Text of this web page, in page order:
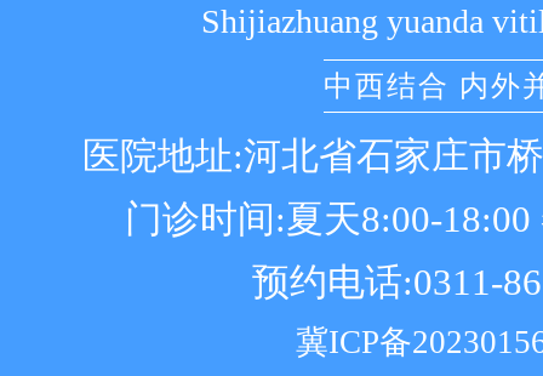
Shijiazhuang yuanda
中西结合 内外
医院地址:河北省石家庄市
门诊时间:夏天8:00-18:00
预约电话:0311-
冀ICP备